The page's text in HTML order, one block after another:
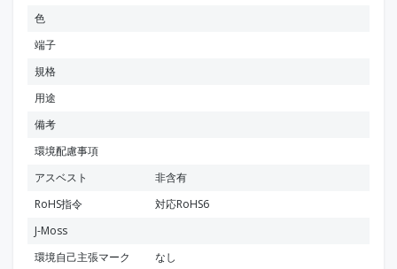
色
端子
規格
用途
備考
環境配慮事項
アスベスト
非含有
RoHS指令
対応RoHS6
J-Moss
環境自己主張マーク
なし